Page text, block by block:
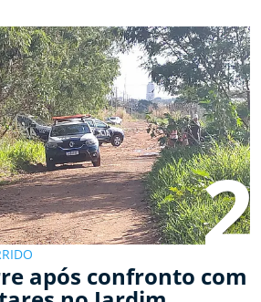
2
após confronto com